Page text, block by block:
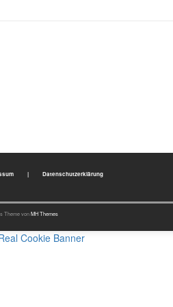
| Datenschutzerklärung
Theme vonMH Themes
Cookie Banner